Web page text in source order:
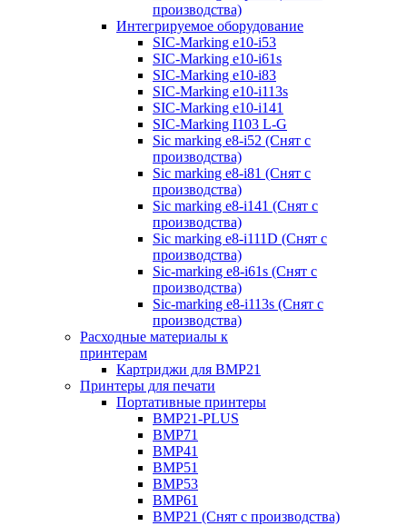
производства)
Интегрируемое оборудование
SIC-Marking e10-i53
SIC-Marking e10-i61s
SIC-Marking e10-i83
SIC-Marking e10-i113s
SIC-Marking e10-i141
SIC-Marking I103 L-G
Sic marking e8-i52 (Снят с
производства)
Sic marking e8-i81 (Снят с
производства)
Sic marking e8-i141 (Снят с
производства)
Sic marking e8-i111D (Снят с
производства)
Sic-marking e8-i61s (Снят с
производства)
Sic-marking e8-i113s (Снят с
производства)
Расходные материалы к
принтерам
Картриджи для BMP21
Принтеры для печати
Портативные принтеры
BMP21-PLUS
BMP71
BMP41
BMP51
BMP53
BMP61
BMP21 (Снят с производства)